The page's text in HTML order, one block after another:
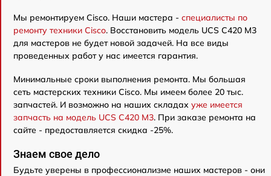
Мы ремонтируем Cisco. Наши мастера - специалисты по
ремонту техники Cisco. Восстановить модель UCS C420 M3
для мастеров не будет новой задачей. На все виды
проведенных работ у нас имеется гарантия.
Минимальные сроки выполнения ремонта. Мы большая
сеть мастерских техники Cisco. Мы имеем более 20 тыс.
запчастей. И возможно на наших складах уже имеется
запчасть на модель UCS C420 M3. При заказе ремонта на
сайте - предоставляется скидка -25%.
Знаем свое дело
Будьте уверены в профессионализме наших мастеров - они